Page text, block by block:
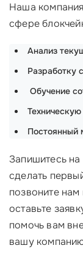
Наша
сфере
Анализ
Разработку
Обучение
Постоянный
Запишитесь
сделать
позвоните
оставьте
помочь вам
вашу